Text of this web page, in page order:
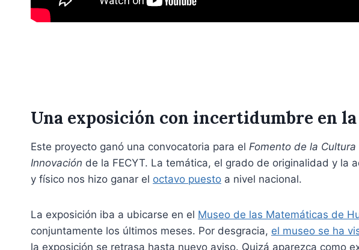
Una exposición con incertidumbre en
Este proyecto ganó una convocatoria para el Fomento de la
Innovación de la FECYT. La temática, el grado de originalidad y la
y físico nos hizo ganar el octavo puesto a nivel nacional.
La exposición iba a ubicarse en el Museo de las Matemáticas de
conjuntamente los últimos meses. Por desgracia, el museo se ha
la exposición se retrasa hasta nuevo aviso. Quizá aparezca como